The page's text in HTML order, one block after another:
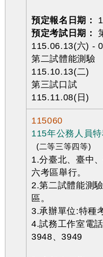
預定報名日期：
預定考試日期：
115.06.13(六) -
第二試體能測驗
115.10.13(二)
第三試口試
115.11.08(日)
115060
115年公務人員
(二等三等四等)
1.分臺北、臺中
六考區舉行。
2.第二試體能測
區。
3.承辦單位:特種
4.試務工作室電
3948、3949